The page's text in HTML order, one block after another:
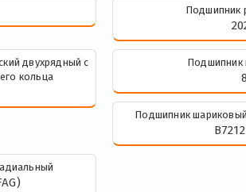
Подшипник
двухрядный с
кольца
Подшипник
Подшипник